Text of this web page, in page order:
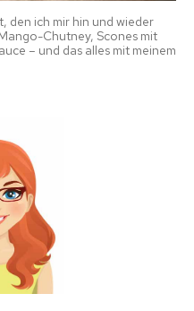
den ich mir hin und wieder
Chutney, Scones mit
– und das alles mit meinem